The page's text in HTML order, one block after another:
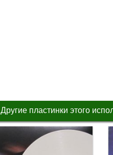
Другие пластинки этого